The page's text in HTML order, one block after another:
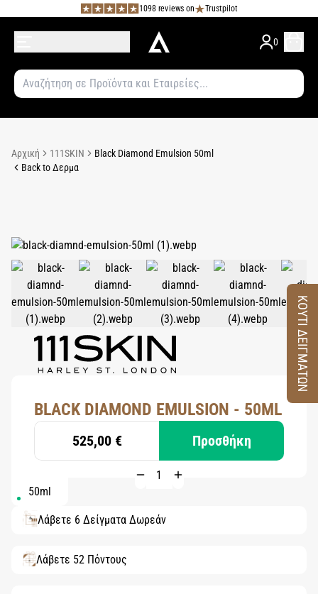
1098 reviews on Trustpilot
0
Αρχική 111SKIN
Black Diamond Emulsion 50ml
Back to Δερμα
BLACK DIAMOND EMULSION - 50ML
525,00 € Προσθήκη
50ml
Λάβετε 6 Δείγματα Δωρεάν
Λάβετε 52 Πόντους
ΚΟΥΤΙ ΔΕΙΓΜΑΤΩΝ